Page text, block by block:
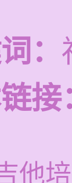
：
接
他